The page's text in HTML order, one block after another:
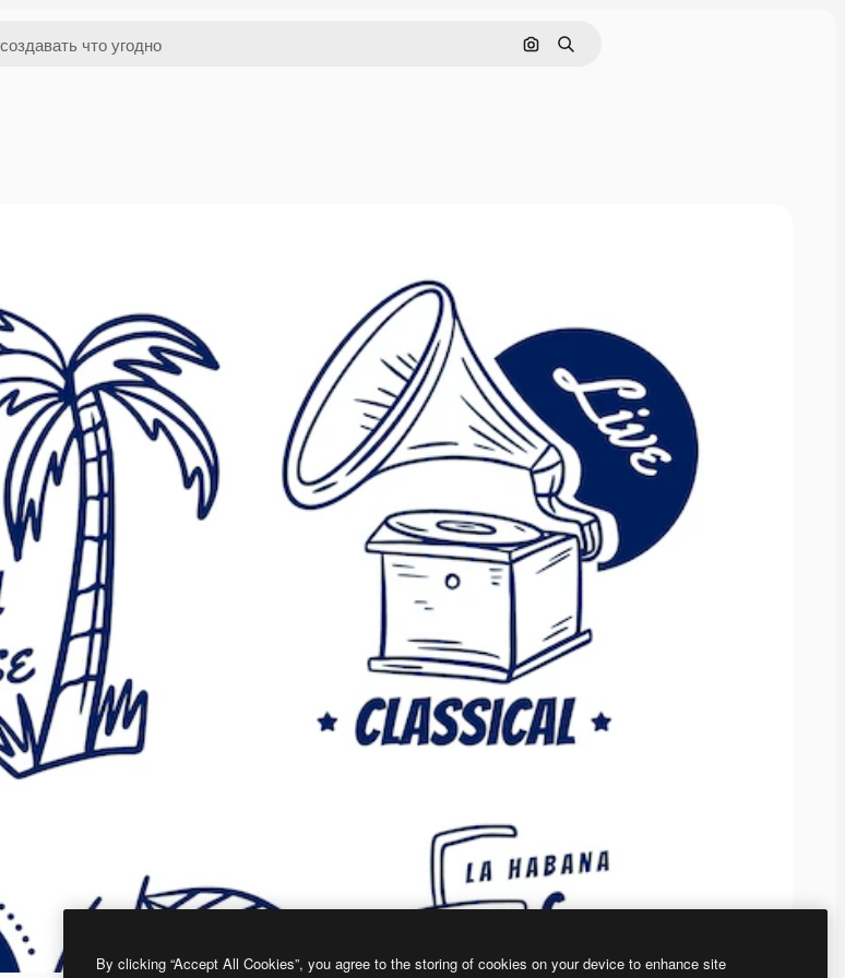
Поиск по изображению
Поиск
By clicking “Accept All Cookies”, you agree to the storing of cookies on your device to enhance site